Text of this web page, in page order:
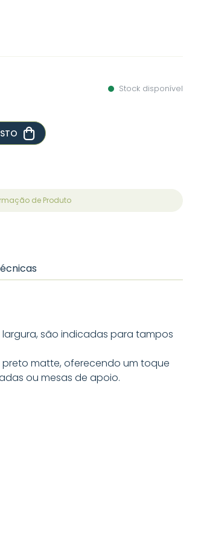
Stock disponível
de Produto
são indicadas para tampos
matte, oferecendo um toque
ou mesas de apoio.